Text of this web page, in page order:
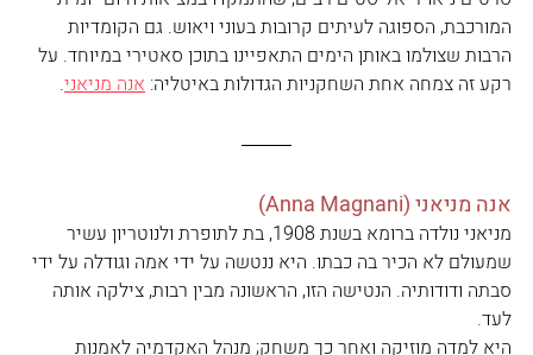
המורכבת, הספוגה לעיתים קרובות בעוני ויאוש. גם הקומדיות
הרבות שצולמו באותן הימים התאפיינו בתוכן סאטירי במיוחד. על
רקע זה צמחה אחת השחקניות הגדולות באיטליה: אנה מניאני.
אנה מניאני (Anna Magnani)
מניאני נולדה ברומא בשנת 1908, בת לתופרת ולנוטריון עשיר
שמעולם לא הכיר בה כבתו. היא ננטשה על ידי אמה וגודלה על ידי
סבתה ודודותיה. הנטישה הזו, הראשונה מבין רבות, צילקה אותה
לעד.
היא למדה מוזיקה ואחר כך משחק; מנהל האקדמיה לאמנות